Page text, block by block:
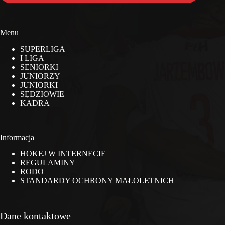
Menu
SUPERLIGA
I LIGA
SENIORKI
JUNIORZY
JUNIORKI
SĘDZIOWIE
KADRA
Informacja
HOKEJ W INTERNECIE
REGULAMINY
RODO
STANDARDY OCHRONY MAŁOLETNICH
Dane kontaktowe